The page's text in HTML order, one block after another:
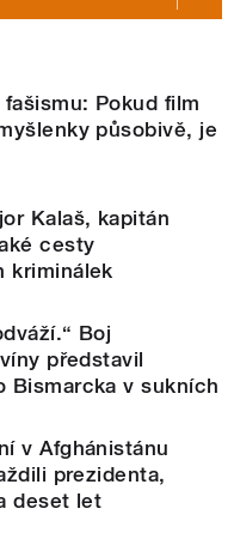
Pokud film
působivě, je
Kalaš, kapitán
cesty
kriminálek
Boj
představil
Bismarcka v sukních
v Afghánistánu
prezidenta,
deset let